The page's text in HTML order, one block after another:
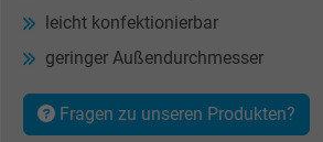
leicht konfektionierbar
geringer Außendurchmesser
Fragen zu unseren Produkten?